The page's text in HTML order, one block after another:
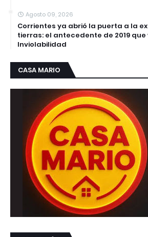
Agosto 09, 2026
Corrientes ya abrió la puerta a la
tierras: el antecedente de 2019 que
Inviolabilidad
CASA MARIO